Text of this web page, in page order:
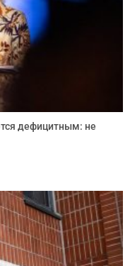
дефицитным: не